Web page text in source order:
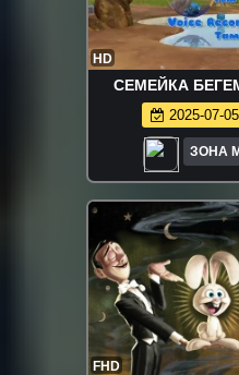
HD
СЕМЕЙКА
2025-07-
ЗОНА
FHD